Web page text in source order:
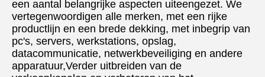
een aantal belangrijke aspecten uiteengezet. We
vertegenwoordigen alle merken, met een rijke
productlijn en een brede dekking, met inbegrip van
pc's, servers, werkstations, opslag,
datacommunicatie, netwerkbeveiliging en andere
apparatuur,Verder uitbreiden van de